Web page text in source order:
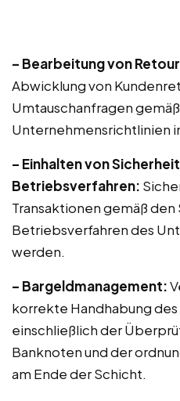
– Bearbeitung von
Abwicklung von
Umtauschanfragen
Unternehmensrichtlinien
– Einhalten von
Betriebsverfahren:
Transaktionen gemäß
Betriebsverfahren des
werden.
– Bargeldmanagement:
korrekte Handhabung des
einschließlich der
Banknoten und der
am Ende der Schicht.